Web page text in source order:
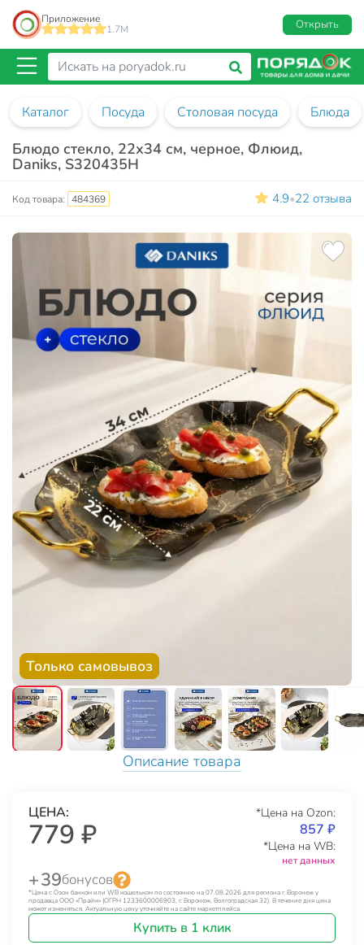
Приложение
1.7M
Открыть
Каталог Посуда Столовая посуда Блюда
Блюдо стекло, 22х34 см, черное, Флюид,
Daniks, S320435H
Код товара: 484369 4.9•22 отзыва
Только самовывоз
Описание товара
ЦЕНА:
779 ₽
*Цена на Ozon:
857 ₽
*Цена на WB:
нет данных
+ 39бонусов
*Цена с Озон банком или WB кошельком по состоянию на 07.08.2026 для региона г. Воронеж у
продавца ООО «Прайм» (ОГРН 1233600006903, г. Воронеж, Волгоградская 32). В течение дня цена
может изменяться. Актуальную цену уточняйте на сайте маркетплейса.
Купить в 1 клик